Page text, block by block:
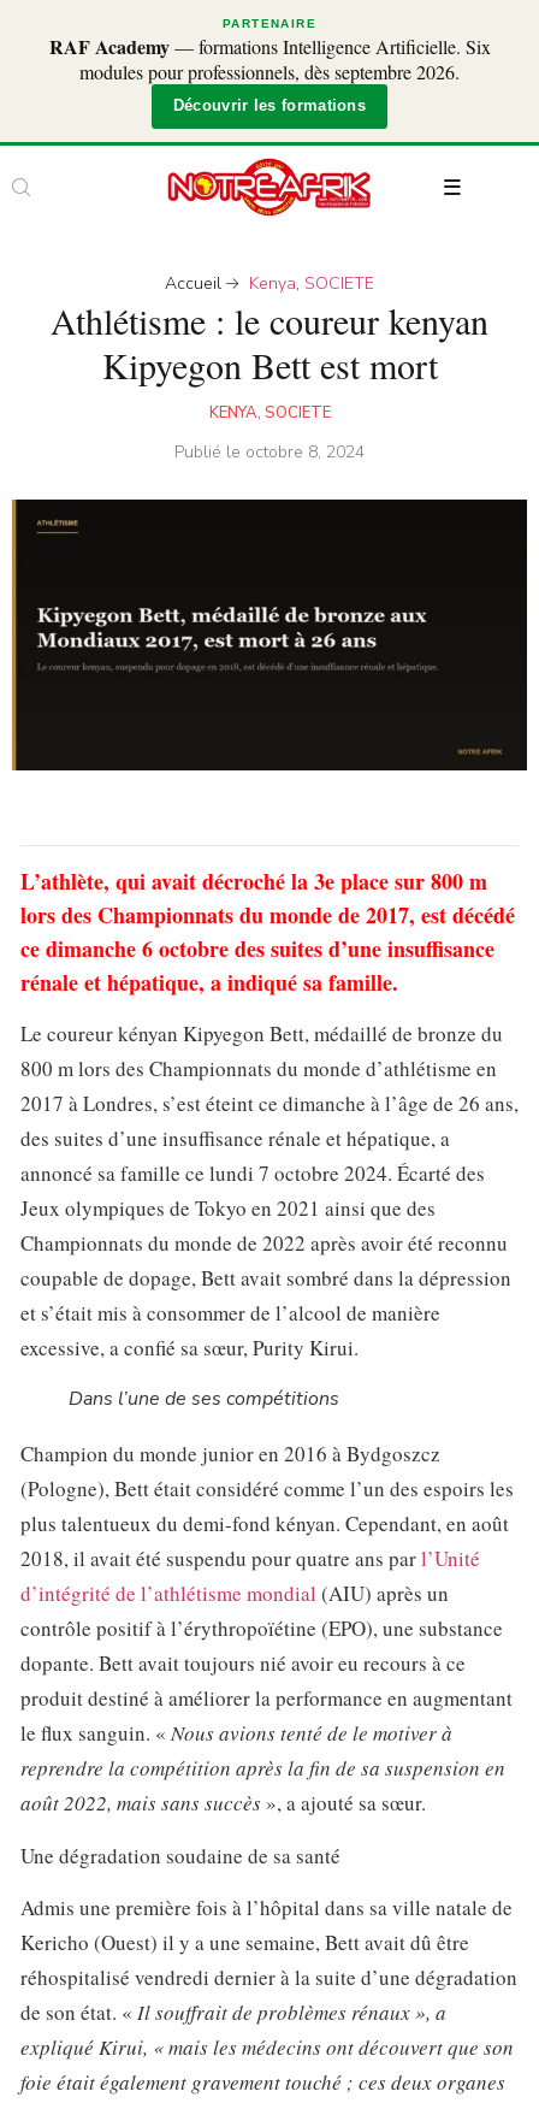
PARTENAIRE
RAF Academy— formations Intelligence Artificielle. Six
modules pour professionnels, dès septembre 2026.
Découvrir les formations
Accueil Kenya, SOCIETE
Athlétisme : le coureur kenyan
Kipyegon Bett est mort
KENYA, SOCIETE
Publié le octobre 8, 2024
L’athlète, qui avait décroché la 3e place sur 800 m
lors des Championnats du monde de 2017, est décédé
ce dimanche 6 octobre des suites d’une insuffisance
rénale et hépatique, a indiqué sa famille.
Le coureur kényan Kipyegon Bett, médaillé de bronze du
800 m lors des Championnats du monde d’athlétisme en
2017 à Londres, s’est éteint ce dimanche à l’âge de 26 ans,
des suites d’une insuffisance rénale et hépatique, a
annoncé sa famille ce lundi 7 octobre 2024. Écarté des
Jeux olympiques de Tokyo en 2021 ainsi que des
Championnats du monde de 2022 après avoir été reconnu
coupable de dopage, Bett avait sombré dans la dépression
et s’était mis à consommer de l’alcool de manière
excessive, a confié sa sœur, Purity Kirui.
Dans l’une de ses compétitions
Champion du monde junior en 2016 à Bydgoszcz
(Pologne), Bett était considéré comme l’un des espoirs les
plus talentueux du demi-fond kényan. Cependant, en août
2018, il avait été suspendu pour quatre ans parl’Unité
d’intégrité de l’athlétisme mondial (AIU) après un
contrôle positif à l’érythropoïétine (EPO), une substance
dopante. Bett avait toujours nié avoir eu recours à ce
produit destiné à améliorer la performance en augmentant
le flux sanguin. « Nous avions tenté de le motiver à
reprendre la compétition après la fin de sa suspension en
août 2022, mais sans succès », a ajouté sa sœur.
Une dégradation soudaine de sa santé
Admis une première fois à l’hôpital dans sa ville natale de
Kericho (Ouest) il y a une semaine, Bett avait dû être
réhospitalisé vendredi dernier à la suite d’une dégradation
de son état. « Il souffrait de problèmes rénaux », a
expliqué Kirui, « mais les médecins ont découvert que son
foie était également gravement touché ; ces deux organes